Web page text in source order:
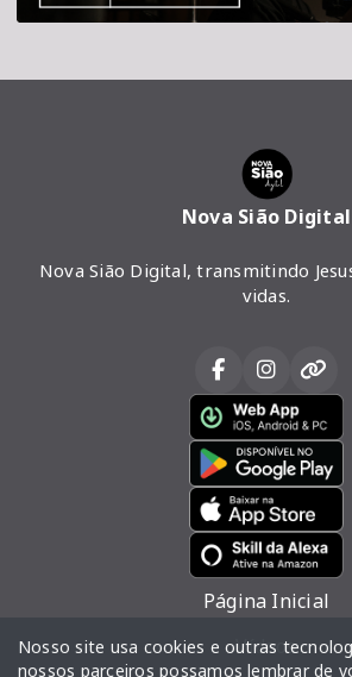
Nova Sião Digital
Nova Sião Digital, transmitindo
vidas.
Página Inicial
Vídeos
Nosso site usa cookies e outras
nossos parceiros possamos lembrar de